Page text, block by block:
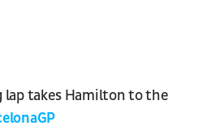
takes Hamilton to the